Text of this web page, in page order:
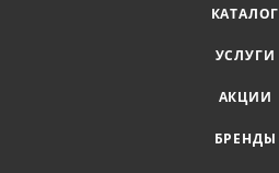
КАТАЛОГ
УСЛУГИ
АКЦИИ
БРЕНДЫ